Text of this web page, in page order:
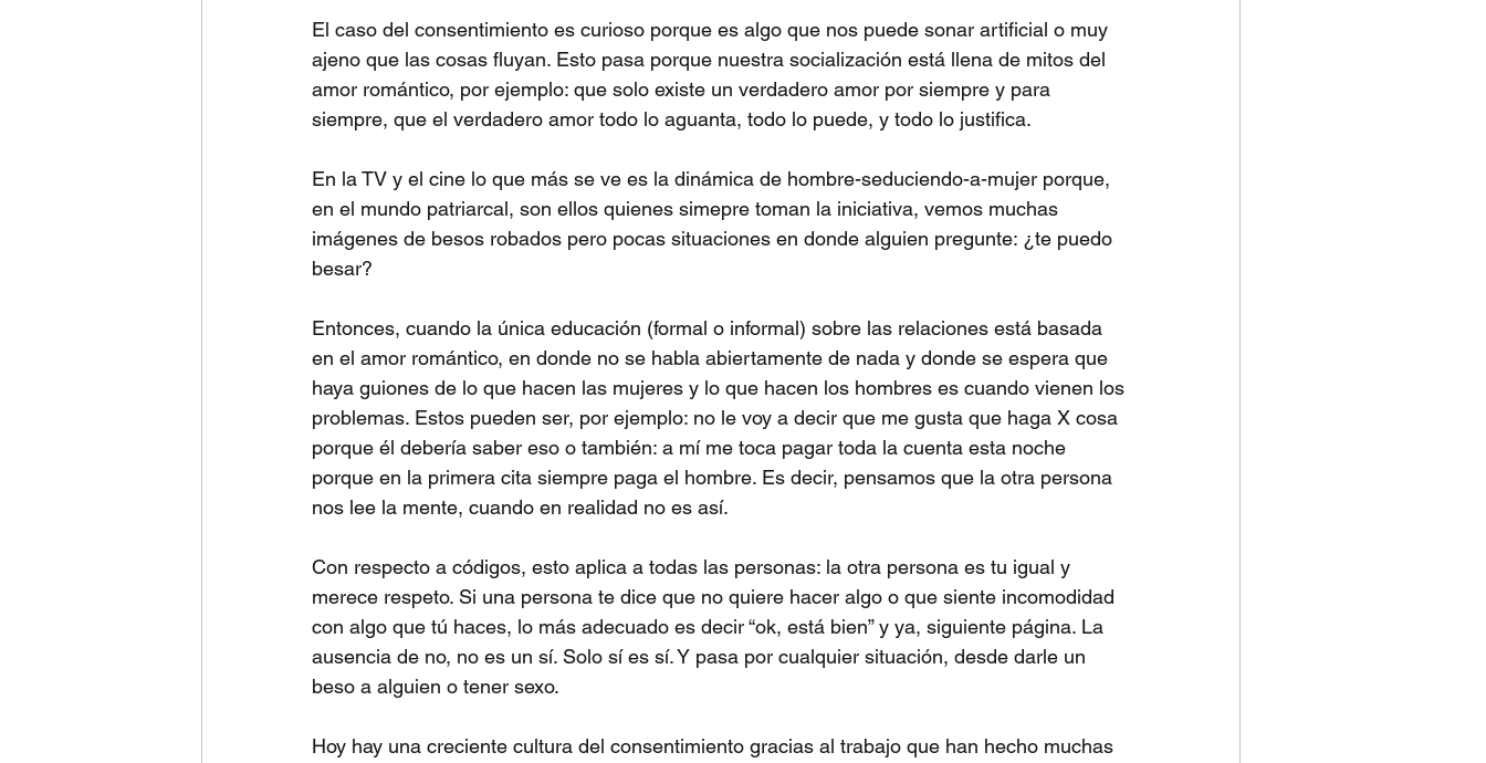
El caso del consentimiento es curioso porque es algo que nos puede sonar artificial o muy
ajeno que las cosas fluyan. Esto pasa porque nuestra socialización está llena de mitos del
amor romántico, por ejemplo: que solo existe un verdadero amor por siempre y para
siempre, que el verdadero amor todo lo aguanta, todo lo puede, y todo lo justifica.
En la TV y el cine lo que más se ve es la dinámica de hombre-seduciendo-a-mujer porque,
en el mundo patriarcal, son ellos quienes simepre toman la iniciativa, vemos muchas
imágenes de besos robados pero pocas situaciones en donde alguien pregunte: ¿te puedo
besar?
Entonces, cuando la única educación (formal o informal) sobre las relaciones está basada
en el amor romántico, en donde no se habla abiertamente de nada y donde se espera que
haya guiones de lo que hacen las mujeres y lo que hacen los hombres es cuando vienen los
problemas. Estos pueden ser, por ejemplo: no le voy a decir que me gusta que haga X cosa
porque él debería saber eso o también: a mí me toca pagar toda la cuenta esta noche
porque en la primera cita siempre paga el hombre. Es decir, pensamos que la otra persona
nos lee la mente, cuando en realidad no es así.
Con respecto a códigos, esto aplica a todas las personas: la otra persona es tu igual y
merece respeto. Si una persona te dice que no quiere hacer algo o que siente incomodidad
con algo que tú haces, lo más adecuado es decir “ok, está bien” y ya, siguiente página. La
ausencia de no, no es un sí. Solo sí es sí. Y pasa por cualquier situación, desde darle un
beso a alguien o tener sexo.
Hoy hay una creciente cultura del consentimiento gracias al trabajo que han hecho muchas